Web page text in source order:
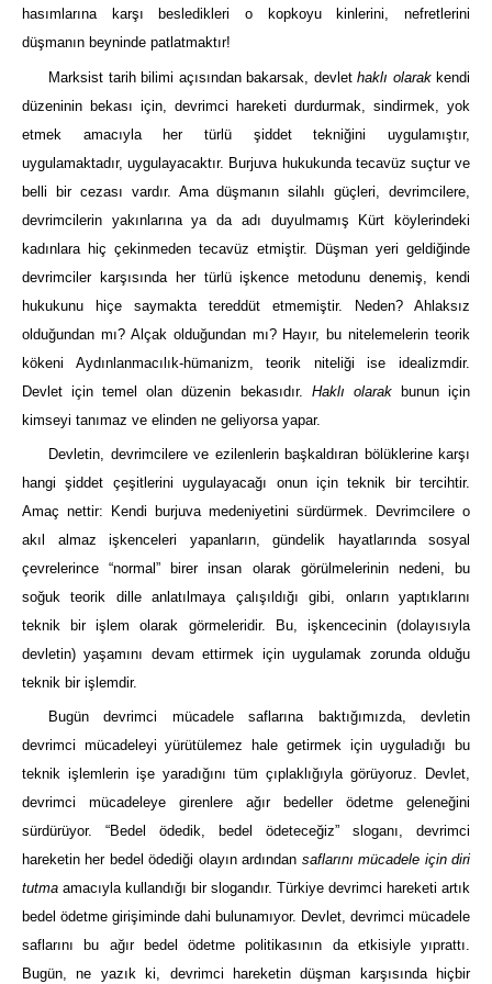
hasımlarına karşı besledikleri o kopkoyu kinlerini, nefretlerini
düşmanın beyninde patlatmaktır!
Marksist tarih bilimi açısından bakarsak, devlet haklı olarakkendi
düzeninin bekası için, devrimci hareketi durdurmak, sindirmek, yok
etmek amacıyla her türlü şiddet tekniğini uygulamıştır,
uygulamaktadır, uygulayacaktır. Burjuva hukukunda tecavüz suçtur ve
belli bir cezası vardır. Ama düşmanın silahlı güçleri, devrimcilere,
devrimcilerin yakınlarına ya da adı duyulmamış Kürt köylerindeki
kadınlara hiç çekinmeden tecavüz etmiştir. Düşman yeri geldiğinde
devrimciler karşısında her türlü işkence metodunu denemiş, kendi
hukukunu hiçe saymakta tereddüt etmemiştir. Neden? Ahlaksız
olduğundan mı? Alçak olduğundan mı? Hayır, bu nitelemelerin teorik
kökeni Aydınlanmacılık-hümanizm, teorik niteliği ise idealizmdir.
Devlet için temel olan düzenin bekasıdır. Haklı olarakbunun için
kimseyi tanımaz ve elinden ne geliyorsa yapar.
Devletin, devrimcilere ve ezilenlerin başkaldıran bölüklerine karşı
hangi şiddet çeşitlerini uygulayacağı onun için teknik bir tercihtir.
Amaç nettir: Kendi burjuva medeniyetini sürdürmek. Devrimcilere o
akıl almaz işkenceleri yapanların, gündelik hayatlarında sosyal
çevrelerince “normal” birer insan olarak görülmelerinin nedeni, bu
soğuk teorik dille anlatılmaya çalışıldığı gibi, onların yaptıklarını
teknik bir işlem olarak görmeleridir. Bu, işkencecinin (dolayısıyla
devletin) yaşamını devam ettirmek için uygulamak zorunda olduğu
teknik bir işlemdir.
Bugün devrimci mücadele saflarına baktığımızda, devletin
devrimci mücadeleyi yürütülemez hale getirmek için uyguladığı bu
teknik işlemlerin işe yaradığını tüm çıplaklığıyla görüyoruz. Devlet,
devrimci mücadeleye girenlere ağır bedeller ödetme geleneğini
sürdürüyor. “Bedel ödedik, bedel ödeteceğiz” sloganı, devrimci
hareketin her bedel ödediği olayın ardından saflarını mücadele için diri
tutma amacıyla kullandığı bir slogandır. Türkiye devrimci hareketi artık
bedel ödetme girişiminde dahi bulunamıyor. Devlet, devrimci mücadele
saflarını bu ağır bedel ödetme politikasının da etkisiyle yıprattı.
Bugün, ne yazık ki, devrimci hareketin düşman karşısında hiçbir